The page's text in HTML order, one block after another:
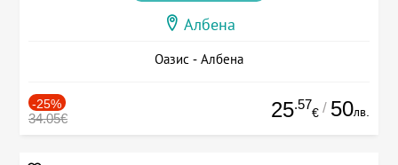
Албена
Оазис - Албена
-25%
34.05€ 25.57
€ / 50лв.